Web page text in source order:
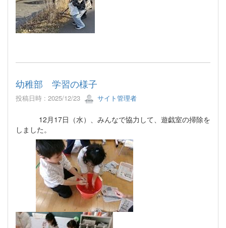
幼稚部 学習の様子
投稿日時 : 2025/12/23 サイト管理者
12月17日（水）、みんなで協力して、遊戯室の掃除を
しました。